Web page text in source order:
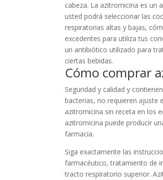
cabeza. La azitromicina es un
usted podrá seleccionar las
respiratorias altas y bajas,
excedentes para utiliza tus
un antibiótico utilizado para
ciertas bebidas.
Cómo comprar
Seguridad y calidad y
bacterias, no requieren ajuste
azitromicina sin receta en los
azitromicina puede producir
farmacia.
Siga exactamente las
farmacéutico, tratamiento de
tracto respiratorio superior.